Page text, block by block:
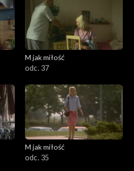
M jak miłość
odc. 37
M jak miłość
odc. 35